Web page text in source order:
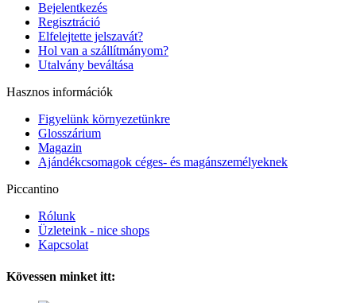
Bejelentkezés
Regisztráció
Elfelejtette jelszavát?
Hol van a szállítmányom?
Utalvány beváltása
Hasznos információk
Figyelünk környezetünkre
Glosszárium
Magazin
Ajándékcsomagok céges- és magánszemélyeknek
Piccantino
Rólunk
Üzleteink - nice shops
Kapcsolat
Kövessen minket itt: